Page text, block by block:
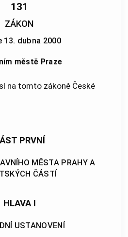
131
ZÁKON
13. dubna 2000
městě Praze
na tomto zákoně České
PRVNÍ
MĚSTA PRAHY A
ČÁSTÍ
HLAVA I
USTANOVENÍ